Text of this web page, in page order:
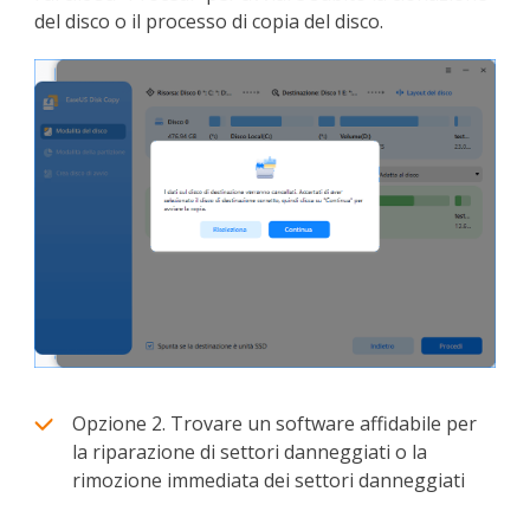
del disco o il processo di copia del disco.
Opzione 2. Trovare un software affidabile per
la riparazione di settori danneggiati o la
rimozione immediata dei settori danneggiati